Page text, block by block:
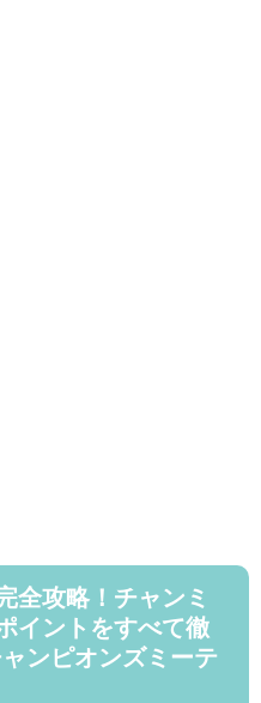
全攻略！チャンミ
イントをすべて徹
ンピオンズミーテ